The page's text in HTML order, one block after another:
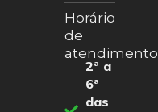
Horário
de
atendimento
2ª a
6ª
das